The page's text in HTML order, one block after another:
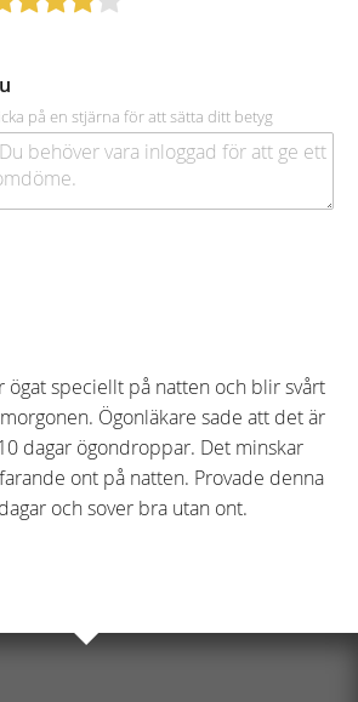
på en stjärna för att sätta ditt betyg
ögat speciellt på natten och blir svårt
Ögonläkare sade att det är
dagar ögondroppar. Det minskar
ont på natten. Provade denna
och sover bra utan ont.